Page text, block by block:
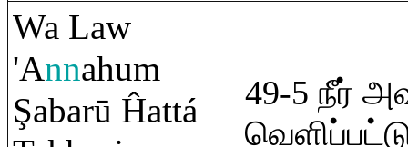
Wa Law
'Annahum
Şabarū Ĥattá
49-5 நீர்